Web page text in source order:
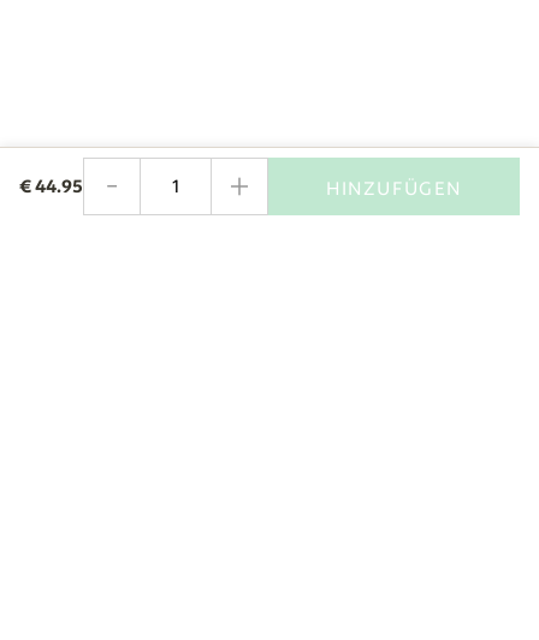
€44.95 - + HINZUFÜGEN